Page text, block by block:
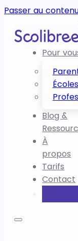
Passer au
Pour
Blog &
À
propos
Tarifs
Contact